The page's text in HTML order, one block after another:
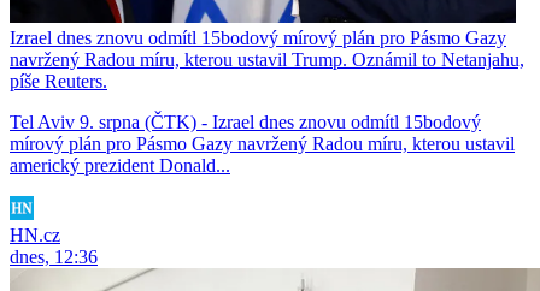
Izrael dnes znovu odmítl 15bodový mírový plán pro Pásmo Gazy
navržený Radou míru, kterou ustavil Trump. Oznámil to Netanjahu,
píše Reuters.
Tel Aviv 9. srpna (ČTK) - Izrael dnes znovu odmítl 15bodový
mírový plán pro Pásmo Gazy navržený Radou míru, kterou ustavil
americký prezident Donald...
HN.cz
dnes, 12:36